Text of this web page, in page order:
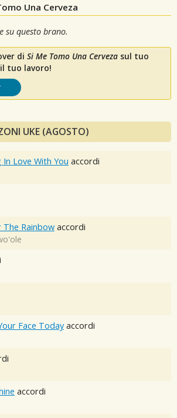
Una Cerveza
su questo brano.
di Si Me Tomo Una Cerveza sul tuo
tuo lavoro!
UKE (AGOSTO)
Love With You accordi
The Rainbow accordi
Face Today accordi
accordi